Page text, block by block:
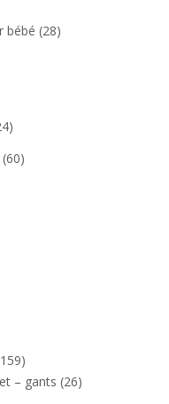
bébé (28)
(60)
– gants (26)